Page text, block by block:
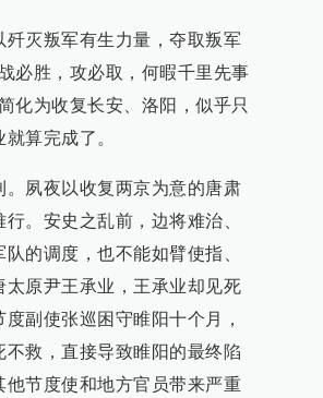
灭叛军有生力量，夺取叛军
必胜，攻必取，何暇千里先事
化为收复长安、洛阳，似乎只
算完成了。
夙夜以收复两京为意的唐肃
。安史之乱前，边将难治、
的调度，也不能如臂使指、
原尹王承业，王承业却见死
副使张巡困守睢阳十个月，
救，直接导致睢阳的最终陷
节度使和地方官员带来严重